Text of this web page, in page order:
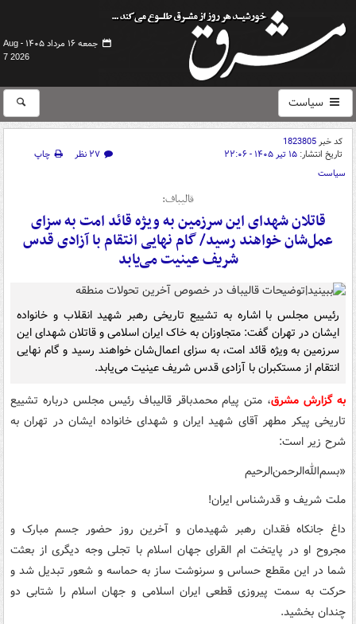
جمعه ۱۶ مرداد ۱۴۰۵ -
Aug
7 2026
سیاست
کد خبر1823805
تاریخ انتشار: ۱۵ تیر ۱۴۰۵ - ۲۲:۰۶ ۲۷ نظر
چاپ
سیاست
قالیباف:
قاتلان شهدای این سرزمین به ویژه قائد امت به سزای
عمل‌شان خواهند رسید/ گام نهایی انتقام با آزادی قدس
شریف عینیت می‌یابد
رئیس مجلس با اشاره به تشییع تاریخی رهبر شهید انقلاب و خانواده
ایشان در تهران گفت: متجاوزان به خاک ایران اسلامی و قاتلان شهدای این
سرزمین به ویژه قائد امت، به سزای اعمال‌شان خواهند رسید و گام نهایی
انتقام از مستکبران با آزادی قدس شریف عینیت می‌یابد.
به گزارش مشرق، متن پیام محمدباقر قالیباف رئیس مجلس درباره تشییع
تاریخی پیکر مطهر آقای شهید ایران و شهدای خانواده ایشان در تهران به
شرح زیر است:
«بسم‌الله‌الرحمن‌الرحیم
ملت شریف و قدرشناس ایران!
داغ جانکاه فقدان رهبر شهیدمان و آخرین روز حضور جسم مبارک و
مجروح او در پایتخت ام القرای جهان اسلام با تجلی وجه دیگری از بعثت
شما در این مقطع حساس و سرنوشت ساز به حماسه و شعور تبدیل شد و
حرکت به سمت پیروزی قطعی ایران اسلامی و جهان اسلام را شتابی دو
چندان بخشید.